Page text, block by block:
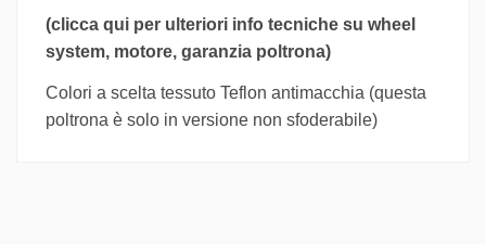
(clicca qui per ulteriori info tecniche su wheel
system, motore, garanzia poltrona)
Colori a scelta tessuto Teflon antimacchia (questa
poltrona è solo in versione non sfoderabile)